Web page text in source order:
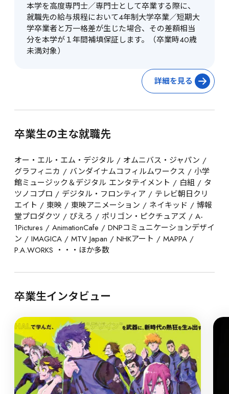
本学を高度専門士／専門士として卒業する際に、
就職先の給与規程において4年制大学卒業／短期大
学卒業者と万一格差が生じた場合、その差額相当
分を本学が１年間補填保証します。（卒業時40歳
未満対象）
詳細を見る
卒業生の主な就職先
オー・エル・エム・デジタル / オムニバス・ジャパン /
グラフィニカ / バンダイナムコフィルムワークス / 小学
館ミュージック＆デジタル エンタテイメント / 白組 / タ
ツノコプロ / デジタル・フロンティア / テレビ朝日クリ
エイト / 東映 / 東映アニメーション / ネイキッド / 博報
堂プロダクツ / ぴえろ / ポリゴン・ピクチュアズ / A-
1Pictures / AnimationCafe / DNPコミュニケーションデザイ
ン / IMAGICA / MTV Japan / NHKアート / MAPPA /
P.A.WORKS ・・・ほか多数
卒業生インタビュー